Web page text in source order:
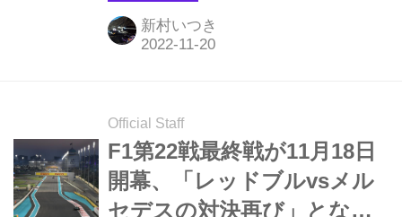
ズン7度目のポールポジションを獲得
した。2番手にもセルジオ・ペレスが
ル（フェラーリ）。角田裕毅（アルフ
ァタウリ）は惜しくもQ3進出を逃し
12番手だった。
新村いつき
Official Staff
F1第22戦最終戦が11月18日
開幕、「レッドブルvsメル
セデスの対決再び」となる